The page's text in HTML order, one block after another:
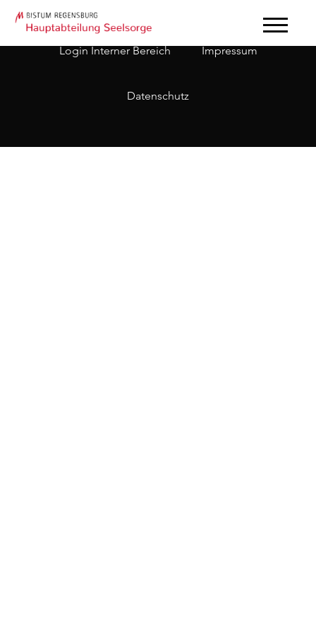
Login Interner Bereich Impressum
Datenschutz